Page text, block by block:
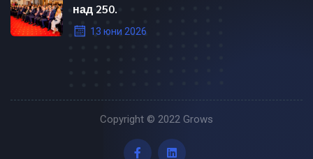
над 250.
13 юни 2026
Copyright © 2022 Grows